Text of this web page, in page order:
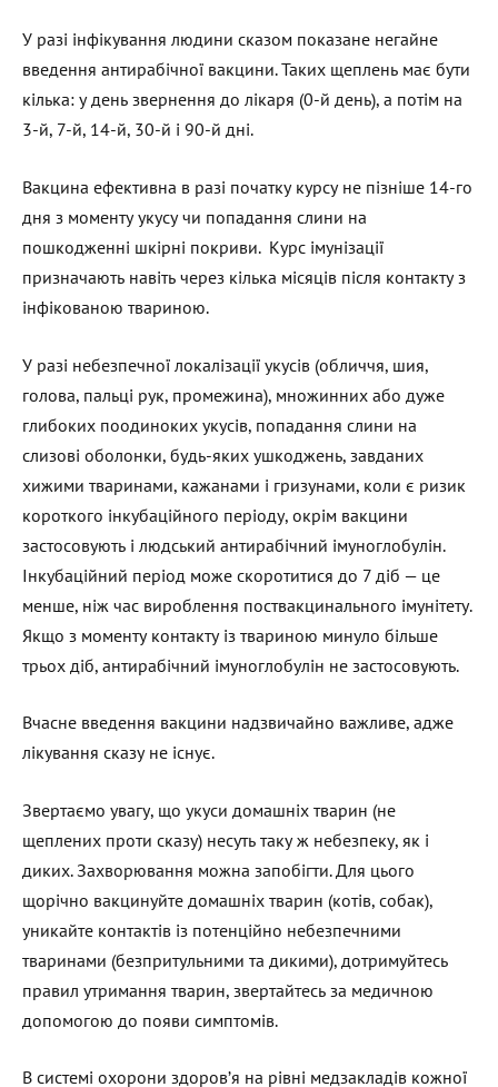
У разі інфікування людини сказом показане негайне
введення антирабічної вакцини. Таких щеплень має бути
кілька: у день звернення до лікаря (0-й день), а потім на
3-й, 7-й, 14-й, 30-й і 90-й дні.
Вакцина ефективна в разі початку курсу не пізніше 14-го
дня з моменту укусу чи попадання слини на
пошкодженні шкірні покриви. Курс імунізації
призначають навіть через кілька місяців після контакту з
інфікованою твариною.
У разі небезпечної локалізації укусів (обличчя, шия,
голова, пальці рук, промежина), множинних або дуже
глибоких поодиноких укусів, попадання слини на
слизові оболонки, будь-яких ушкоджень, завданих
хижими тваринами, кажанами і гризунами, коли є ризик
короткого інкубаційного періоду, окрім вакцини
застосовують і людський антирабічний імуноглобулін.
Інкубаційний період може скоротитися до 7 діб — це
менше, ніж час вироблення поствакцинального імунітету.
Якщо з моменту контакту із твариною минуло більше
трьох діб, антирабічний імуноглобулін не застосовують.
Вчасне введення вакцини надзвичайно важливе, адже
лікування сказу не існує.
Звертаємо увагу, що укуси домашніх тварин (не
щеплених проти сказу) несуть таку ж небезпеку, як і
диких. Захворювання можна запобігти. Для цього
щорічно вакцинуйте домашніх тварин (котів, собак),
уникайте контактів із потенційно небезпечними
тваринами (безпритульними та дикими), дотримуйтесь
правил утримання тварин, звертайтесь за медичною
допомогою до появи симптомів.
В системі охорони здоров’я на рівні медзакладів кожної